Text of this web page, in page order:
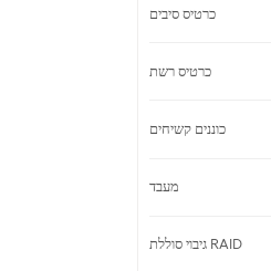
כרטיס סיבים
כרטיס רשת
כוננים קשיחים
מעבד
גיבוי סוללת RAID